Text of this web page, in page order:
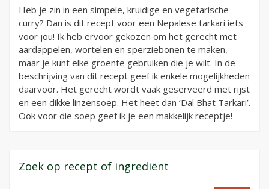
Heb je zin in een simpele, kruidige en vegetarische
curry? Dan is dit recept voor een Nepalese tarkari iets
voor jou! Ik heb ervoor gekozen om het gerecht met
aardappelen, wortelen en sperziebonen te maken,
maar je kunt elke groente gebruiken die je wilt. In de
beschrijving van dit recept geef ik enkele mogelijkheden
daarvoor. Het gerecht wordt vaak geserveerd met rijst
en een dikke linzensoep. Het heet dan ‘Dal Bhat Tarkari’.
Ook voor die soep geef ik je een makkelijk receptje!
Zoek op recept of ingrediënt